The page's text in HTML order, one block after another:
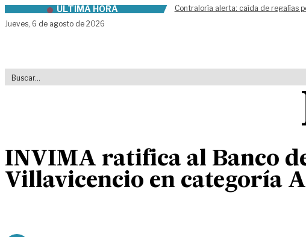
Skip to contentÚLTIMA HORA
Contraloría alerta: caída de regalías
Jueves, 6 de agosto de 2026
INVIMA ratifica al Banco
Villavicencio en categoría A